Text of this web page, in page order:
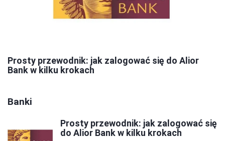
Prosty przewodnik: jak zalogować się do Alior
Bank w kilku krokach
Banki
Prosty przewodnik: jak zalogować się
do Alior Bank w kilku krokach